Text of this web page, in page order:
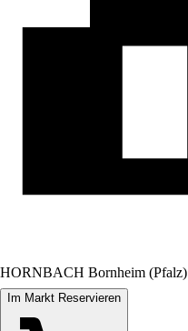
HORNBACH Bornheim (Pfalz)
Im Markt Reservieren